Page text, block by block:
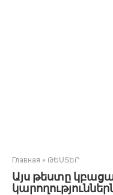
Главная » ԹԵՍՏԵՐ
Այս թեստը